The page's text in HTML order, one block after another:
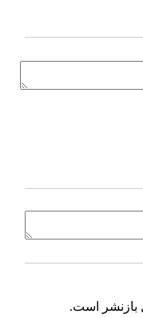
بازنشر است.